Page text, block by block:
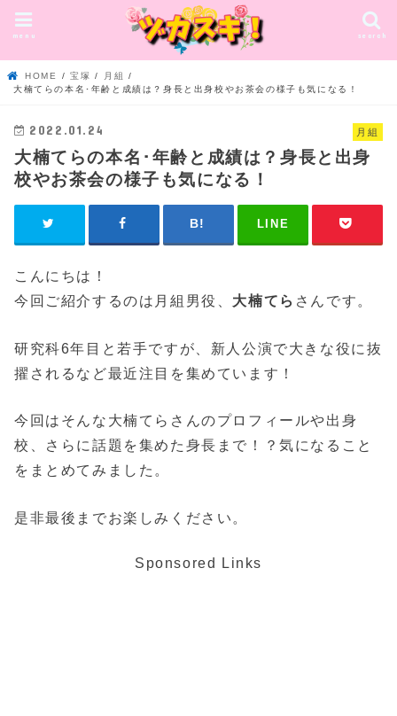
search
menu
HOME 宝塚
月組
大楠てらの本名･年齢と成績は？身長と出身校やお茶会の様子も気になる！
月組
2022.01.24
大楠てらの本名･年齢と成績は？身長と出身
校やお茶会の様子も気になる！
LINE
こんにちは！
今回ご紹介するのは月組男役、 大楠てら さんです。
研究科6年目と若手ですが、新人公演で大きな役に抜
擢されるなど最近注目を集めています！
今回はそんな大楠てらさんのプロフィールや出身
校、さらに話題を集めた身長まで！？気になること
をまとめてみました。
是非最後までお楽しみください。
Sponsored Links